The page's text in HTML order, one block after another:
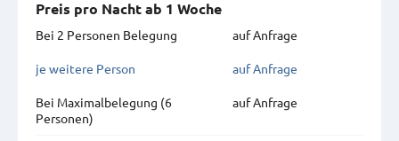
Preis pro Nacht ab 1 Woche
Bei 2 Personen Belegung
auf Anfrage
je weitere Person auf Anfrage
Bei Maximal­belegung (6
Personen)
auf Anfrage